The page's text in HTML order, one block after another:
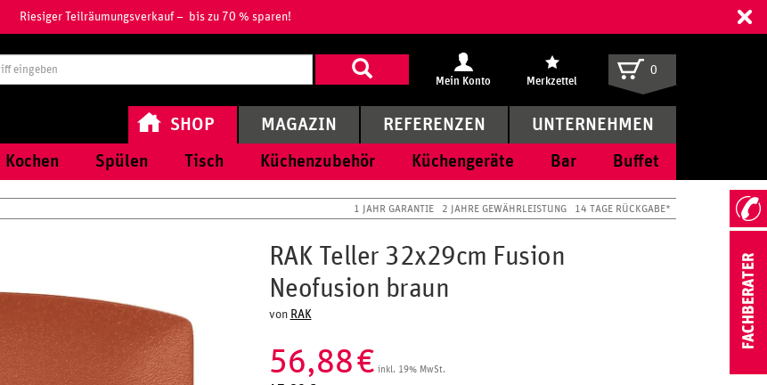
Riesiger Teilräumungsverkauf – bis zu 70 % sparen!
Suchbegriff
eingeben
Mein Konto Merkzettel
0
SHOP
Kochen Spülen Tisch Küchenzubehör Küchengeräte Bar Buffet
MAGAZIN REFERENZEN UNTERNEHMEN
1 JAHR GARANTIE 2 JAHRE GEWÄHRLEISTUNG 14 TAGE RÜCKGABE*
RAK Teller 32x29cm Fusion
Neofusion braun
von RAK
56,88€ inkl. 19% MwSt.